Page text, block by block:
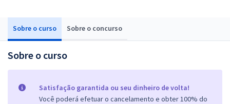
Sobre o curso Sobre o concurso
Sobre o curso
Satisfação garantida ou seu dinheiro de volta!
Você poderá efetuar o cancelamento e obter 100% do